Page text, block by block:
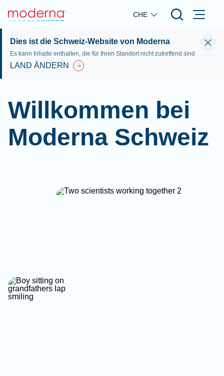
Skip to main content
CHE
Dies ist die Schweiz-Website von Moderna
Es kann Inhalte enthalten, die für Ihren Standort nicht zutreffend sind
LAND ÄNDERN
Willkommen bei
Moderna Schweiz